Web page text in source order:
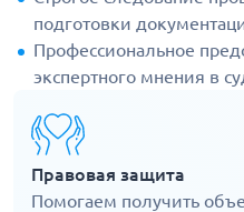
подготовки
Профессиональное
экспертного мнения в
Правовая защита
Помогаем получить